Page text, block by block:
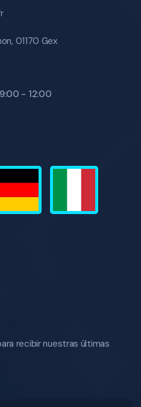
01170 Gex
- 12:00
recibir nuestras últimas